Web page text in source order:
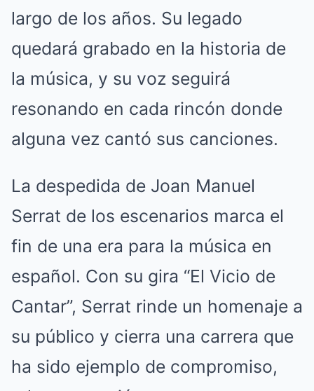
largo de los años. Su legado
quedará grabado en la historia de
la música, y su voz seguirá
resonando en cada rincón donde
alguna vez cantó sus canciones.
La despedida de Joan Manuel
Serrat de los escenarios marca el
fin de una era para la música en
español. Con su gira “El Vicio de
Cantar”, Serrat rinde un homenaje a
su público y cierra una carrera que
ha sido ejemplo de compromiso,